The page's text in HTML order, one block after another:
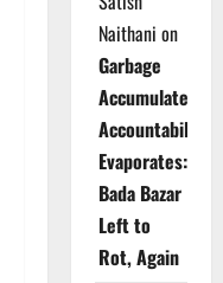
Naithani on
Garbage
Accumulates,
Accountability
Evaporates:
Bada Bazar
Left to
Rot, Again